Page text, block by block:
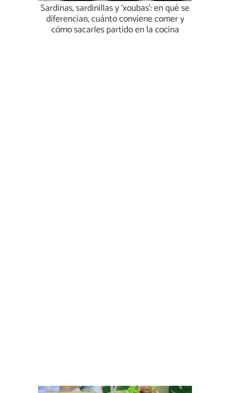
Sardinas, sardinillas y ‘xoubas’: en qué se
diferencian, cuánto conviene comer y
cómo sacarles partido en la cocina